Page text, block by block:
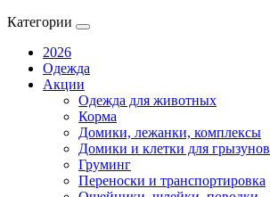
Категории
2026
Одежда
Акции
Одежда для животных
Корма
Домики, лежанки, комплексы
Домики и клетки для грызунов
Груминг
Переноски и транспортировка